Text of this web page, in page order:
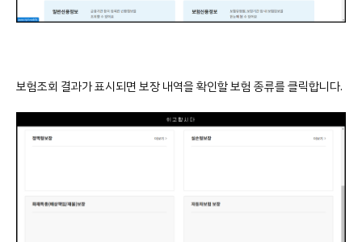
보험조회 결과가 표시되면 보장 내역을 확인할 보험 종류를 클릭합니다.